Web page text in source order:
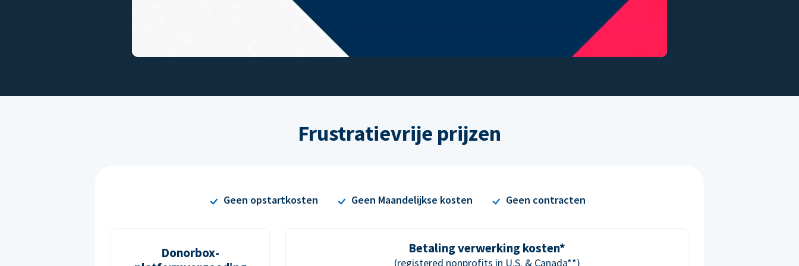
Frustratievrije prijzen
Geen opstartkosten Geen Maandelijkse kosten Geen contracten
Donorbox-
Betaling verwerking kosten*
(registered nonprofits in U.S. & Canada**)